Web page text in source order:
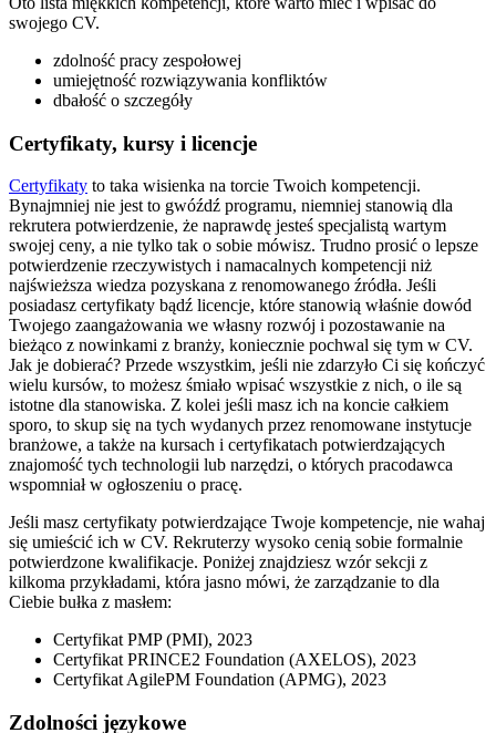
swojego CV.
zdolność pracy zespołowej
umiejętność rozwiązywania konfliktów
dbałość o szczegóły
Certyfikaty, kursy i licencje
Certyfikaty to taka wisienka na torcie Twoich kompetencji.
Bynajmniej nie jest to gwóźdź programu, niemniej stanowią dla
rekrutera potwierdzenie, że naprawdę jesteś specjalistą wartym
swojej ceny, a nie tylko tak o sobie mówisz. Trudno prosić o lepsze
potwierdzenie rzeczywistych i namacalnych kompetencji niż
najświeższa wiedza pozyskana z renomowanego źródła. Jeśli
posiadasz certyfikaty bądź licencje, które stanowią właśnie dowód
Twojego zaangażowania we własny rozwój i pozostawanie na
bieżąco z nowinkami z branży, koniecznie pochwal się tym w CV.
Jak je dobierać? Przede wszystkim, jeśli nie zdarzyło Ci się kończyć
wielu kursów, to możesz śmiało wpisać wszystkie z nich, o ile są
istotne dla stanowiska. Z kolei jeśli masz ich na koncie całkiem
sporo, to skup się na tych wydanych przez renomowane instytucje
branżowe, a także na kursach i certyfikatach potwierdzających
znajomość tych technologii lub narzędzi, o których pracodawca
wspomniał w ogłoszeniu o pracę.
Jeśli masz certyfikaty potwierdzające Twoje kompetencje, nie wahaj
się umieścić ich w CV. Rekruterzy wysoko cenią sobie formalnie
potwierdzone kwalifikacje. Poniżej znajdziesz wzór sekcji z
kilkoma przykładami, która jasno mówi, że zarządzanie to dla
Ciebie bułka z masłem:
Certyfikat PMP (PMI), 2023
Certyfikat PRINCE2 Foundation (AXELOS), 2023
Certyfikat AgilePM Foundation (APMG), 2023
Zdolności językowe